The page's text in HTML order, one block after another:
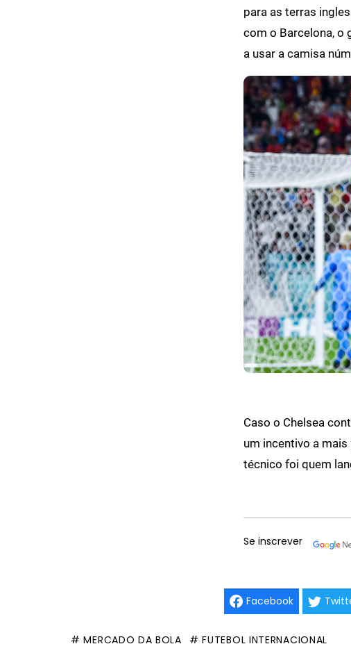
para as terras
com o Barcelona, o
a usar a camisa
Caso o Chelsea
um incentivo a
técnico foi quem
Se inscrever
Facebook
# MERCADO DA BOLA # FUTEBOL INTERNACIONAL